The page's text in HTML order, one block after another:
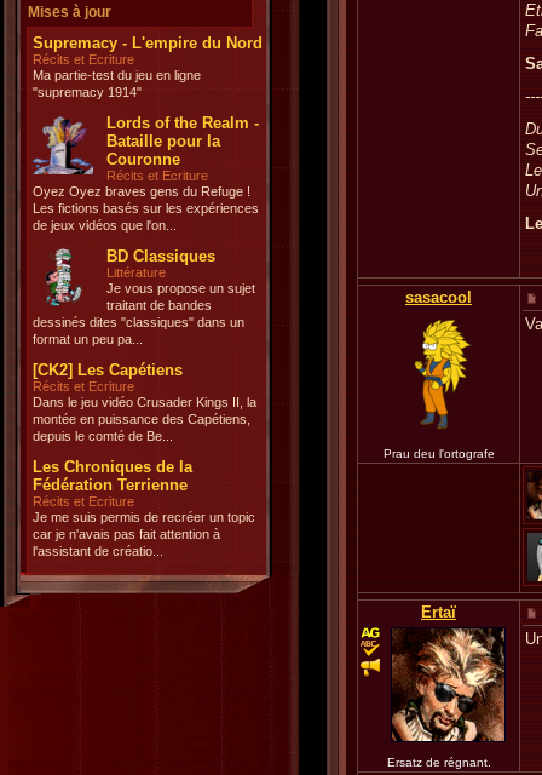
Mises à jour
Supremacy - L'empire du Nord
Récits et Ecriture
Ma partie-test du jeu en ligne
"supremacy 1914"
Lords of the Realm -
Bataille pour la
Couronne
Récits et Ecriture
Oyez Oyez braves gens du Refuge !
Les fictions basés sur les expériences
de jeux vidéos que l'on...
BD Classiques
Littérature
Je vous propose un sujet
traitant de bandes
dessinés dites "classiques" dans un
format un peu pa...
[CK2] Les Capétiens
Récits et Ecriture
Dans le jeu vidéo Crusader Kings II, la
montée en puissance des Capétiens,
depuis le comté de Be...
Les Chroniques de la
Fédération Terrienne
Récits et Ecriture
Je me suis permis de recréer un topic
car je n'avais pas fait attention à
l'assistant de créatio...
sasacool
Prau deu l'ortografe
Ertaï
Ersatz de régnant.